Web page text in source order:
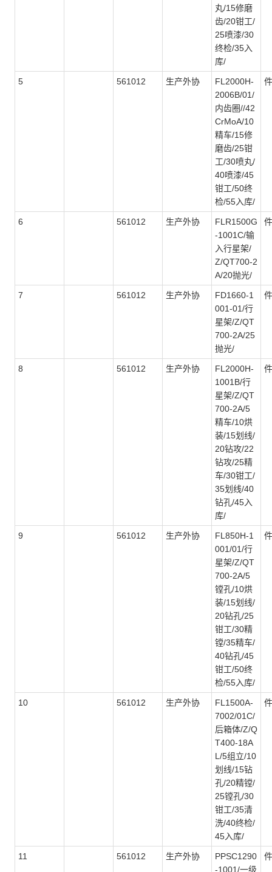
丸/15修磨
齿/20钳工/
25喷漆/30
终检/35入
库/
5 561012 生产外协
FL2000H-
2006B/01/
内齿圈//42
CrMoA/10
精车/15修
磨齿/25钳
工/30喷丸/
40喷漆/45
钳工/50终
检/55入库/
件
6 561012 生产外协
FLR1500G
-1001C/输
入行星架/
Z/QT700-2
A/20抛光/
件
7 561012 生产外协
FD1660-1
001-01/行
星架/Z/QT
700-2A/25
抛光/
件
8 561012 生产外协
FL2000H-
1001B/行
星架/Z/QT
700-2A/5
精车/10烘
装/15划线/
20钻攻/22
钻攻/25精
车/30钳工/
35划线/40
钻孔/45入
库/
件
9 561012 生产外协
FL850H-1
001/01/行
星架/Z/QT
700-2A/5
镗孔/10烘
装/15划线/
20钻孔/25
钳工/30精
镗/35精车/
40钻孔/45
钳工/50终
检/55入库/
件
10 561012 生产外协
FL1500A-
7002/01C/
后箱体/Z/Q
T400-18A
L/5组立/10
划线/15钻
孔/20精镗/
25镗孔/30
钳工/35清
洗/40终检/
45入库/
件
11 561012 生产外协
PPSC1290
-1001/一级
件